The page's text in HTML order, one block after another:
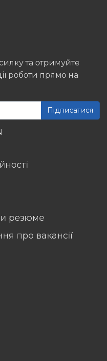
та отримуйте
роботи прямо на
Підписатися
резюме
про вакансії